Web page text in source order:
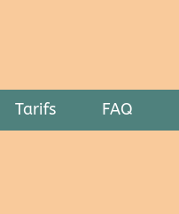
Tarifs FAQ